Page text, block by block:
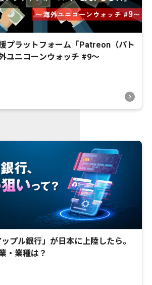
プラットフォーム「Patreon（パト
ユニコーンウォッチ #9〜
プル銀行」が日本に上陸したら。
・業種は？